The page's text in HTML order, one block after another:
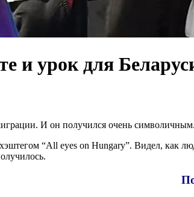
и урок для
И он получился очень символичным.
“All eyes on Hungary”. Видел, как